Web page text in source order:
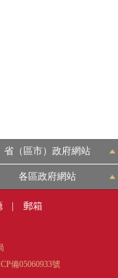
省（區市）政府網站
各區政府網站
郵箱
備05060933號